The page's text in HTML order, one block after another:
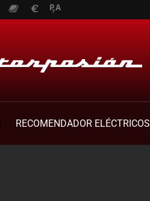
RECOMENDADOR ELÉCTRICOS